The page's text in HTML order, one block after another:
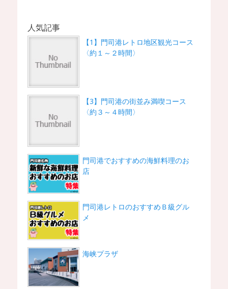
人気記事
【1】門司港レトロ地区観光コース
〈約１～２時間〉
【3】門司港の街並み満喫コース
〈約３～４時間〉
門司港でおすすめの海鮮料理のお
店
門司港レトロのおすすめＢ級グル
メ
海峡プラザ